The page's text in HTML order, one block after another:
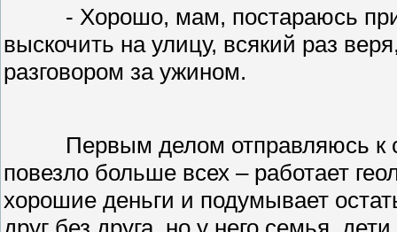
- Хорошо, мам, постараюсь
выскочить на улицу, всякий раз
разговором за ужином.
Первым делом отправляюсь к
повезло больше всех – работает
хорошие деньги и подумывает